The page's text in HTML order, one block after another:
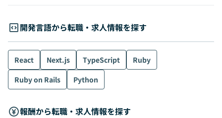
開発言語から転職・求人情報を探す
React Next.js TypeScript
Ruby
Ruby on Rails
Python
報酬から転職・求人情報を探す